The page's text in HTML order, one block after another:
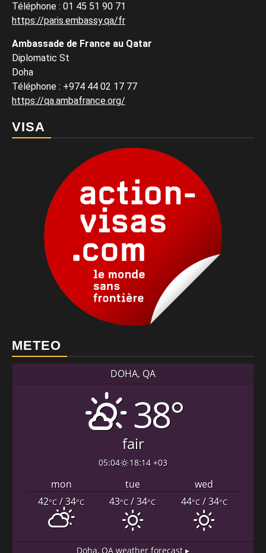
Téléphone : 01 45 51 90 71
https://paris.embassy.qa/fr
Ambassade de France au Qatar
Diplomatic St
Doha
Téléphone : +974 44 02 17 77
https://qa.ambafrance.org/
VISA
METEO
DOHA, QA
38°
fair
05:04 18:14 +03
mon tue
wed
42°C/ 34°C 43°C/ 34°C 44°C/ 34°C
Doha, QA weather forecast ▸